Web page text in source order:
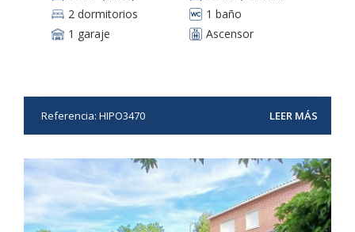
2 dormitorios
1 baño
1 garaje
Ascensor
Referencia: HIPO3470 LEER MÁS